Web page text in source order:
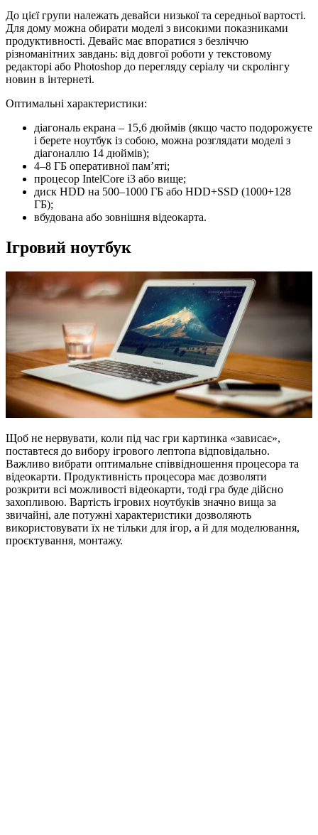
До цієї групи належать девайси низької та середньої вартості.
Для дому можна обирати моделі з високими показниками
продуктивності. Девайс має впоратися з безліччю
різноманітних завдань: від довгої роботи у текстовому
редакторі або Photoshop до перегляду серіалу чи скролінгу
новин в інтернеті.
Оптимальні характеристики:
діагональ екрана – 15,6 дюймів (якщо часто подорожуєте
і берете ноутбук із собою, можна розглядати моделі з
діагоналлю 14 дюймів);
4–8 ГБ оперативної пам’яті;
процесор IntelCore i3 або вище;
диск HDD на 500–1000 ГБ або HDD+SSD (1000+128
ГБ);
вбудована або зовнішня відеокарта.
Ігровий ноутбук
Щоб не нервувати, коли під час гри картинка «зависає»,
поставтеся до вибору ігрового лептопа відповідально.
Важливо вибрати оптимальне співвідношення процесора та
відеокарти. Продуктивність процесора має дозволяти
розкрити всі можливості відеокарти, тоді гра буде дійсно
захопливою. Вартість ігрових ноутбуків значно вища за
звичайні, але потужні характеристики дозволяють
використовувати їх не тільки для ігор, а й для моделювання,
проєктування, монтажу.